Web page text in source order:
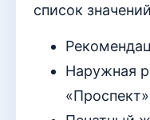
список
Наружная
«Проспект»